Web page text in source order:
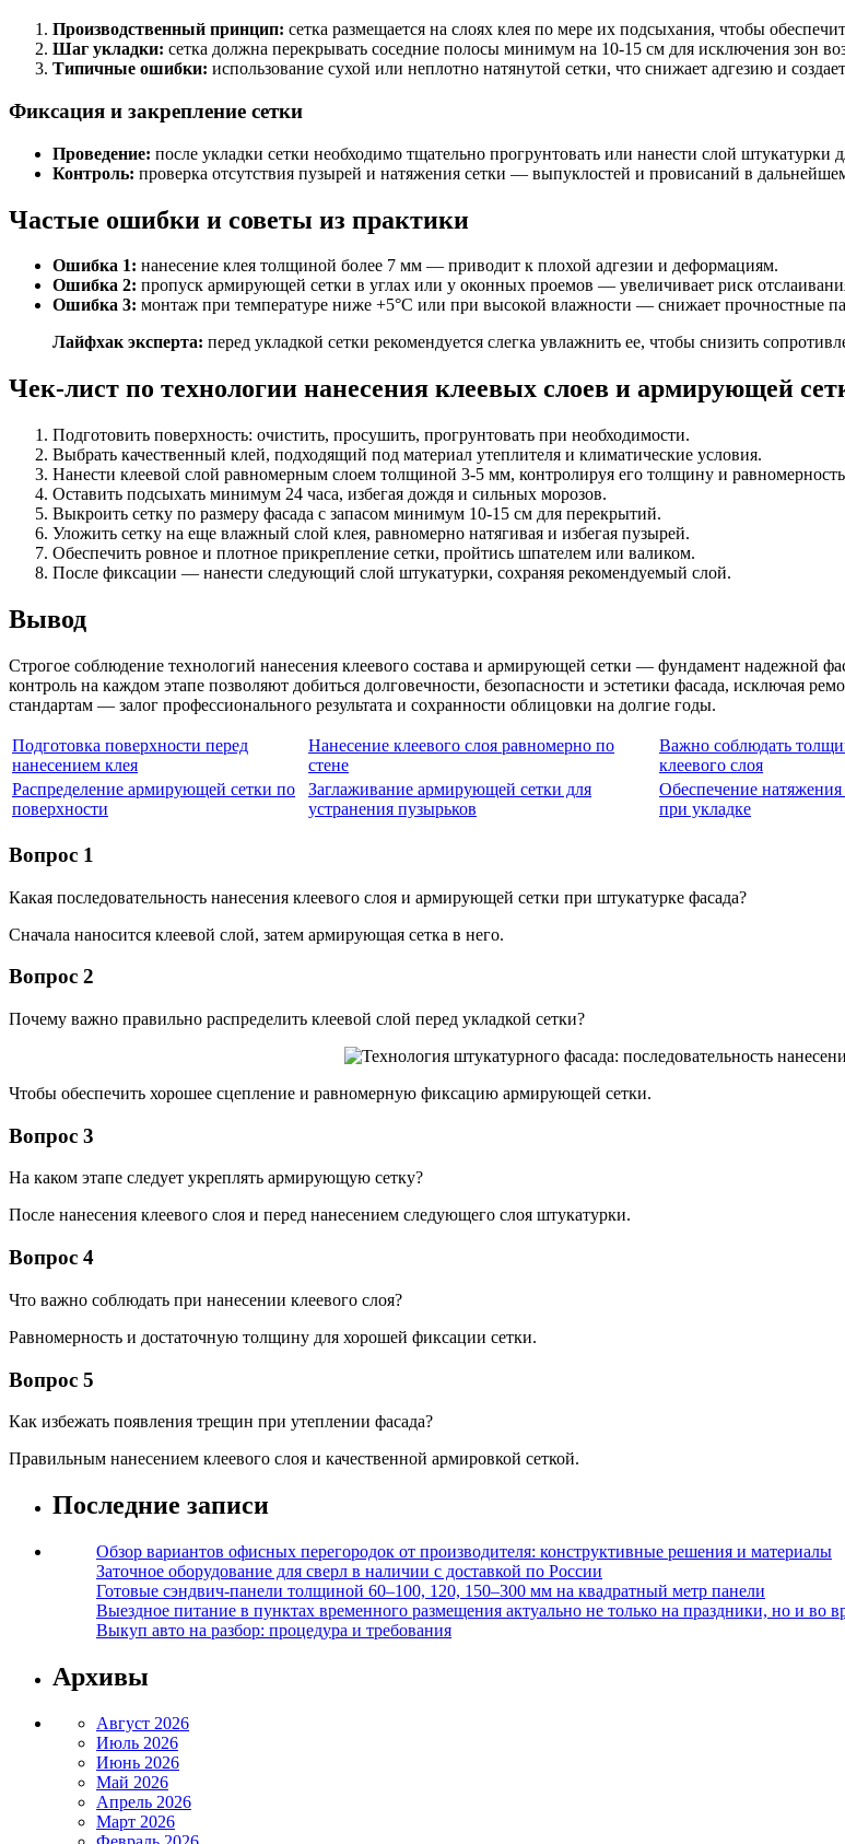
Производственный принцип: сетка размещается на слоях клея по мере их подсыхания, чтобы
Шаг укладки: сетка должна перекрывать соседние полосы минимум на 10-15 см для исключения зон
Типичные ошибки: использование сухой или неплотно натянутой сетки, что снижает адгезию и
Фиксация и закрепление сетки
Проведение: после укладки сетки необходимо тщательно прогрунтовать или нанести слой штукатурки
Контроль: проверка отсутствия пузырей и натяжения сетки — выпуклостей и провисаний в
Частые ошибки и советы из практики
Ошибка 1: нанесение клея толщиной более 7 мм — приводит к плохой адгезии и деформациям.
Ошибка 2: пропуск армирующей сетки в углах или у оконных проемов — увеличивает риск
Ошибка 3: монтаж при температуре ниже +5°C или при высокой влажности — снижает прочностные
Лайфхак эксперта: перед укладкой сетки рекомендуется слегка увлажнить ее, чтобы снизить
Чек-лист по технологии нанесения клеевых слоев и армирующей
Подготовить поверхность: очистить, просушить, прогрунтовать при необходимости.
Выбрать качественный клей, подходящий под материал утеплителя и климатические условия.
Нанести клеевой слой равномерным слоем толщиной 3-5 мм, контролируя его толщину и
Оставить подсыхать минимум 24 часа, избегая дождя и сильных морозов.
Выкроить сетку по размеру фасада с запасом минимум 10-15 см для перекрытий.
Уложить сетку на еще влажный слой клея, равномерно натягивая и избегая пузырей.
Обеспечить ровное и плотное прикрепление сетки, пройтись шпателем или валиком.
После фиксации — нанести следующий слой штукатурки, сохраняя рекомендуемый слой.
Вывод
Строгое соблюдение технологий нанесения клеевого состава и армирующей сетки — фундамент надежной
контроль на каждом этапе позволяют добиться долговечности, безопасности и эстетики фасада, исключая
стандартам — залог профессионального результата и сохранности облицовки на долгие годы.
Подготовка поверхности перед
нанесением клея
Нанесение клеевого слоя равномерно по
стене
Важно соблюдать
клеевого слоя
Распределение армирующей сетки по
поверхности
Заглаживание армирующей сетки для
устранения пузырьков
Обеспечение натяжения
при укладке
Вопрос 1
Какая последовательность нанесения клеевого слоя и армирующей сетки при штукатурке фасада?
Сначала наносится клеевой слой, затем армирующая сетка в него.
Вопрос 2
Почему важно правильно распределить клеевой слой перед укладкой сетки?
Чтобы обеспечить хорошее сцепление и равномерную фиксацию армирующей сетки.
Вопрос 3
На каком этапе следует укреплять армирующую сетку?
После нанесения клеевого слоя и перед нанесением следующего слоя штукатурки.
Вопрос 4
Что важно соблюдать при нанесении клеевого слоя?
Равномерность и достаточную толщину для хорошей фиксации сетки.
Вопрос 5
Как избежать появления трещин при утеплении фасада?
Правильным нанесением клеевого слоя и качественной армировкой сеткой.
Последние записи
Обзор вариантов офисных перегородок от производителя: конструктивные решения и материалы
Заточное оборудование для сверл в наличии с доставкой по России
Готовые сэндвич-панели толщиной 60–100, 120, 150–300 мм на квадратный метр панели
Выездное питание в пунктах временного размещения актуально не только на праздники, но и во
Выкуп авто на разбор: процедура и требования
Архивы
Август 2026
Июль 2026
Июнь 2026
Май 2026
Апрель 2026
Март 2026